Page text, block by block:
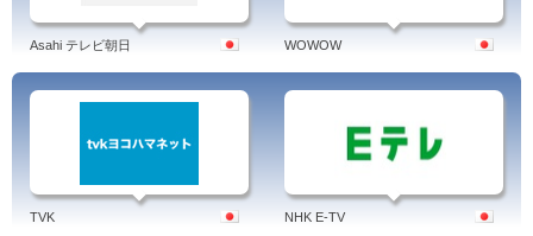
Asahi テレビ朝日 WOWOW
TVK NHK E-TV